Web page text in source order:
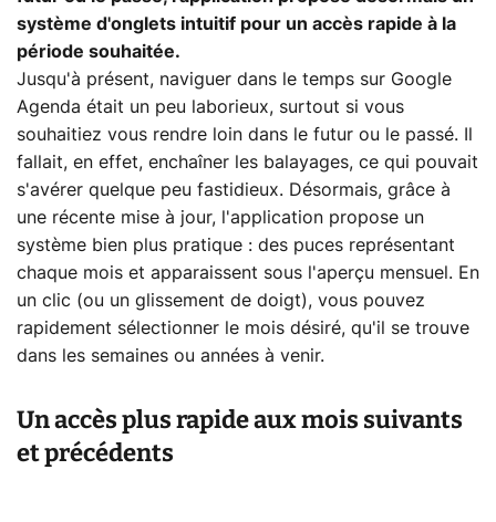
système d'onglets intuitif pour un accès rapide à la
période souhaitée.
Jusqu'à présent, naviguer dans le temps sur Google
Agenda était un peu laborieux, surtout si vous
souhaitiez vous rendre loin dans le futur ou le passé. Il
fallait, en effet, enchaîner les balayages, ce qui pouvait
s'avérer quelque peu fastidieux. Désormais, grâce à
une récente mise à jour, l'application propose un
système bien plus pratique : des puces représentant
chaque mois et apparaissent sous l'aperçu mensuel. En
un clic (ou un glissement de doigt), vous pouvez
rapidement sélectionner le mois désiré, qu'il se trouve
dans les semaines ou années à venir.
Un accès plus rapide aux mois suivants
et précédents